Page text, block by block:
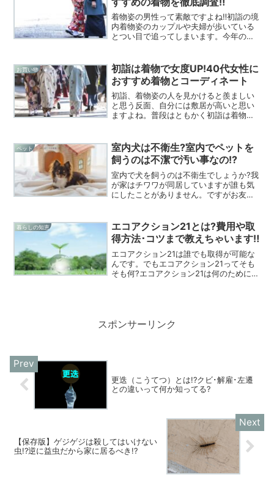
着物姿の男性って素敵ですよね‼初詣の境
内着物姿のカップルや夫婦が歩いている
とつい目で追ってしまいます。今年の初
回は初詣におすすめの男性着物を調べて
みました。
お買い物
初詣は着物で女度UP!40代女性に
おすすめ着物とコーディネート
初詣、着物姿の人を見かけると羨ましい
と思う反面、自分には敷居が高いと思い
ますよね。普段はともかく初詣は着物で
知らないから場違いにならない⁉そんな
40代女性おすすめの着物をご紹介。
ペット
室内犬は不衛生?室内でペットを
飼うのは不潔で汚い事なの!?
室内で犬を飼うのは不衛生でしょうか?我
が家はチワワが同居していますが誰も気
にしたことがありません。ですがお友達
回は室内犬は不衛生なのか？調べてみま
した。
暮らしの知恵
エコアクション21とは?費用や取
得方法･コツまで教えちゃいます‼
エコアクション21は誰でも取得が可能な
んです。でもエコアクション21ってそも
そも何?エコアクション21は何のために認
スポンサーリンク
更迭（こうてつ）とは!?クビ･解雇･左遷
との違いって何か知ってる?
【保存版】ゲジゲジは殺してはいけない
虫!?逆に益虫だから家に居るべき!?